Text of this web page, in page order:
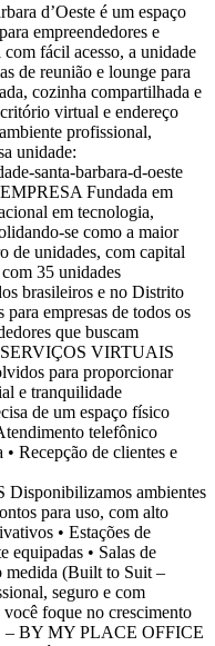
d’Oeste é um espaço
empreendedores e
fácil acesso, a unidade
de reunião e lounge para
cozinha compartilhada e
virtual e endereço
profissional,
unidade:
santa-barbara-d-oeste
Fundada em
em tecnologia,
se como a maior
de unidades, com capital
35 unidades
brasileiros e no Distrito
empresas de todos os
que buscam
VIRTUAIS
para proporcionar
e tranquilidade
de um espaço físico
telefônico
Recepção de clientes e
Disponibilizamos ambientes
para uso, com alto
• Estações de
equipadas • Salas de
medida (Built to Suit –
seguro e com
foque no crescimento
– BY MY PLACE OFFICE